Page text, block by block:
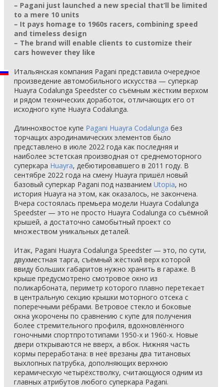
– Pagani just launched a new special that’ll be limited
to a mere 10 units
– It pays homage to 1960s racers, combining speed
and timeless design
– The brand will enable clients to customize their
cars however they like
Итальянская компания Pagani представила очередное
произведение автомобильного искусства — суперкар
Huayra Codalunga Speedster со съёмным жёстким верхом
и рядом технических доработок, отличающих его от
исходного купе Huayra Codalunga.
Длиннохвостое купе Pagani Huayra Codalunga без
торчащих аэродинамических элементов было
представлено в июле 2022 года как последняя и
наиболее эстетская производная от среднемоторного
суперкара Huayra, дебютировавшего в 2011 году. В
сентябре 2022 года на смену Huayra пришёл новый
базовый суперкар Pagani под названием Utopia, но
история Huayra на этом, как оказалось, не закончена.
Вчера состоялась премьера модели Huayra Codalunga
Speedster — это не просто Huayra Codalunga со съёмной
крышей, а достаточно самобытный проект со
множеством уникальных деталей.
Итак, Pagani Huayra Codalunga Speedster — это, по сути,
двухместная тарга, съёмный жёсткий верх которой
ввиду больших габаритов нужно хранить в гараже. В
крыше предусмотрено смотровое окно из
поликарбоната, периметр которого плавно перетекает
в центральную секцию крышки моторного отсека с
поперечными рёбрами. Ветровое стекло и боковые
окна укорочены по сравнению с купе для получения
более стремительного профиля, вдохновлённого
гоночными спортпрототипами 1950-х и 1960-х. Новые
двери открываются не вверх, а вбок. Нижняя часть
кормы переработана: в неё врезаны два титановых
выхлопных патрубка, дополняющих верхнюю
керамическую четырёхстволку, считающуюся одним из
главных атрибутов любого суперкара Pagani.